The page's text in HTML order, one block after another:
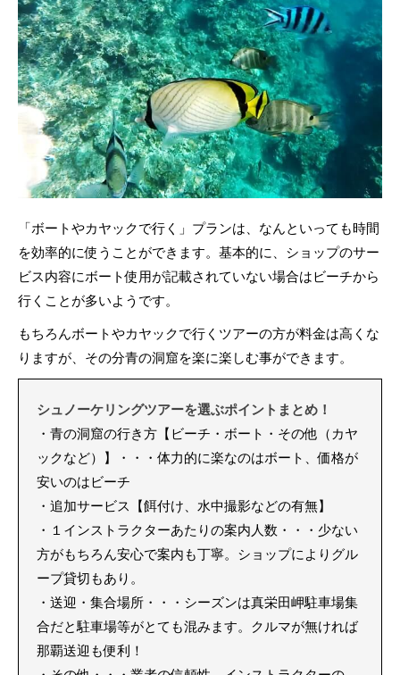
「ボートやカヤックで行く」プランは、なんといっても時間
を効率的に使うことができます。基本的に、ショップのサー
ビス内容にボート使用が記載されていない場合はビーチから
行くことが多いようです。
もちろんボートやカヤックで行くツアーの方が料金は高くな
りますが、その分青の洞窟を楽に楽しむ事ができます。
シュノーケリングツアーを選ぶポイントまとめ！
・青の洞窟の行き方【ビーチ・ボート・その他（カヤ
ックなど）】・・・体力的に楽なのはボート、価格が
安いのはビーチ
・追加サービス【餌付け、水中撮影などの有無】
・１インストラクターあたりの案内人数・・・少ない
方がもちろん安心で案内も丁寧。ショップによりグル
ープ貸切もあり。
・送迎・集合場所・・・シーズンは真栄田岬駐車場集
合だと駐車場等がとても混みます。クルマが無ければ
那覇送迎も便利！